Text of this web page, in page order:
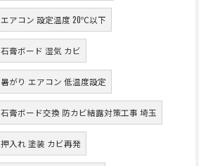
エアコン 設定温度 20℃以下
石膏ボード 湿気 カビ
暑がり エアコン 低温度設定
石膏ボード交換 防カビ結露対策工事 埼玉
押入れ 塗装 カビ再発